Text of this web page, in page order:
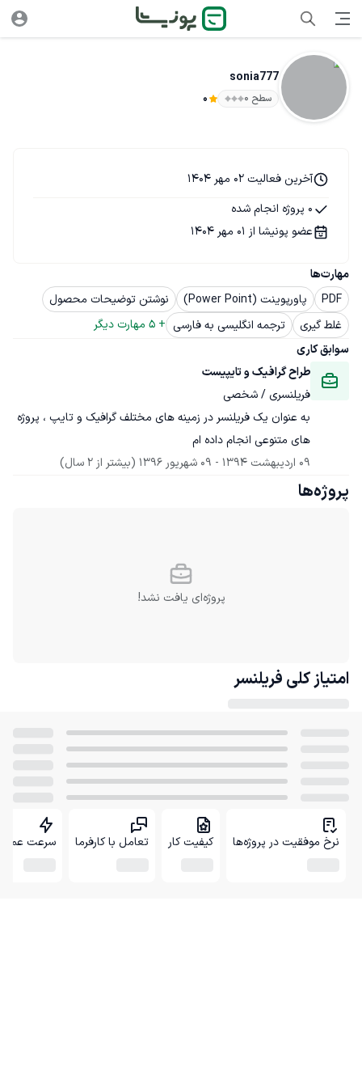
sonia777
سطح ۰ 0
مهارت‌ها
PDF
پاورپوینت (Power Point)
نوشتن توضیحات محصول
غلط گیری
ترجمه انگلیسی به فارسی +
5 مهارت دیگر
سوابق کاری
طراح گرافیک و تایپیست
فریلنسری / شخصی
به عنوان یک فریلنسر در زمینه های مختلف گرافیک و تایپ ، پروژه
های متنوعی انجام داده ام
09 اردیبهشت 1394
- 09 شهریور 1396 (بیشتر از 2 سال)
آخرین فعالیت 02 مهر 1404
0 پروژه انجام شده
عضو پونیشا از 01 مهر 1404
پروژه‌ها
پروژه‌ای یافت نشد!
امتیاز کلی فریلنسر
نرخ موفقیت در پروژه‌ها کیفیت کار تعامل با کارفرما سرعت عمل